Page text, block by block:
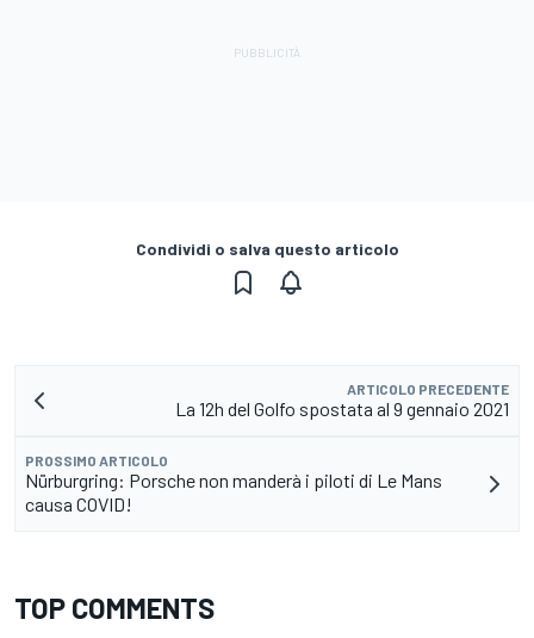
Condividi o salva questo articolo
ARTICOLO PRECEDENTE
La 12h del Golfo spostata al 9 gennaio 2021
PROSSIMO ARTICOLO
Nürburgring: Porsche non manderà i piloti di Le Mans
causa COVID!
TOP COMMENTS